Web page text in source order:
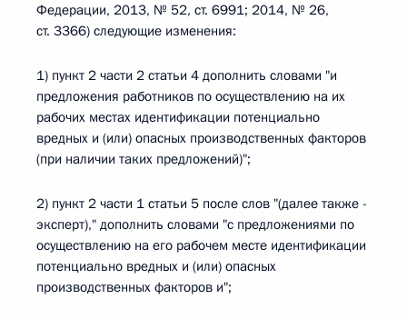
Федерации, 2013, № 52, ст. 6991; 2014, № 26,
ст. 3366) следующие изменения:
1) пункт 2 части 2 статьи 4 дополнить словами "и
предложения работников по осуществлению на их
рабочих местах идентификации потенциально
вредных и (или) опасных производственных факторов
(при наличии таких предложений)";
2) пункт 2 части 1 статьи 5 после слов "(далее также -
эксперт)," дополнить словами "с предложениями по
осуществлению на его рабочем месте идентификации
потенциально вредных и (или) опасных
производственных факторов и";